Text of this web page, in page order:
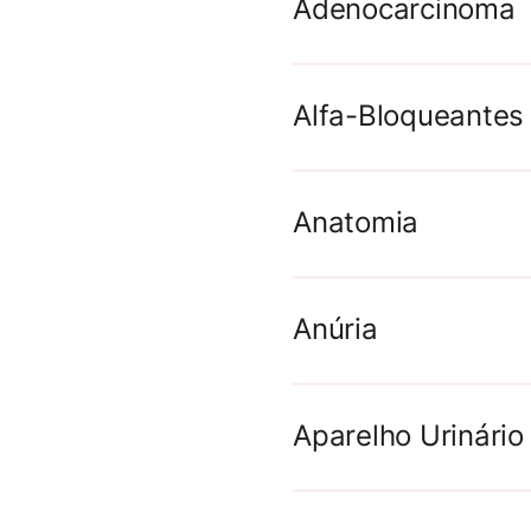
Adenocarcinoma
glandular; o tipo
Biópsia
Alfa-
Anatomia
Anúria
Aparelho Urinário